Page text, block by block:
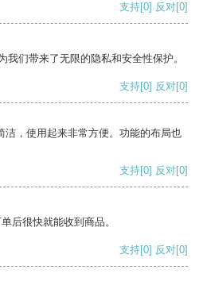
支持[0] 反对[0]
们带来了无限的隐私和安全性保护。
支持[0] 反对[0]
洁，使用起来非常方便。功能的布局也
支持[0] 反对[0]
后很快就能收到商品。
支持[0] 反对[0]